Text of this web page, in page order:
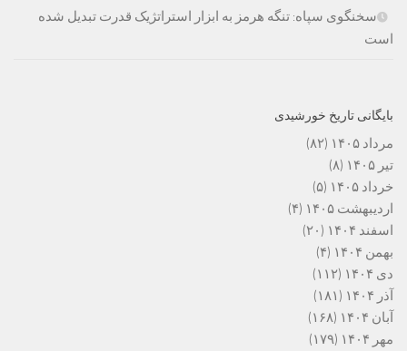
سخنگوی سپاه: تنگه هرمز به ابزار استراتژیک قدرت تبدیل شده
است
بایگانی تاریخ خورشیدی
مرداد ۱۴۰۵
(۸۲)
تیر ۱۴۰۵
(۸)
خرداد ۱۴۰۵
(۵)
اردیبهشت ۱۴۰۵
(۴)
اسفند ۱۴۰۴
(۲۰)
بهمن ۱۴۰۴
(۴)
دی ۱۴۰۴
(۱۱۲)
آذر ۱۴۰۴
(۱۸۱)
آبان ۱۴۰۴
(۱۶۸)
مهر ۱۴۰۴
(۱۷۹)